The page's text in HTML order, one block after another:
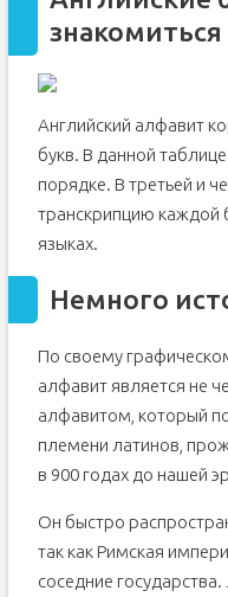
знакомиться
Английский алфавит
букв. В данной
порядке. В третьей и
транскрипцию каждой
языках.
Немного
По своему
алфавит является не
алфавитом, который
племени латинов,
в 900 годах до нашей
Он быстро
так как Римская
соседние